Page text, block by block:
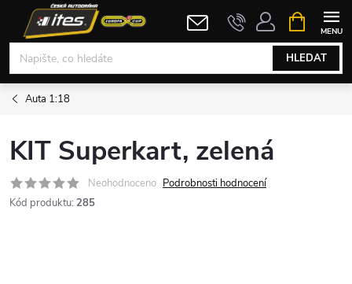
obsah
HLEDAT
NÁKUPNÍ
KOŠÍK
Auta 1:18
KIT Superkart, zelená
Neohodnoceno Podrobnosti hodnocení
Kód produktu: 285